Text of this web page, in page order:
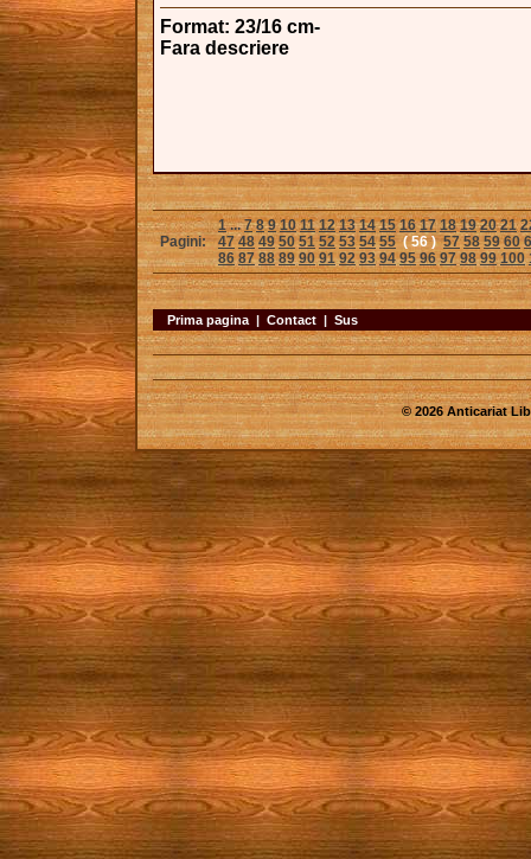
Format: 23/16 cm-
Fara descriere
Pagini:
1...7 8 9 10 11 12 13 14 15 16 17 18 19 20 21
47 48 49 50 51 52 53 54 55 ( 56 ) 57 58 59 60
86 87 88 89 90 91 92 93 94 95 96 97 98 99 100
Prima pagina | Contact | Sus
© 2026 Anticariat